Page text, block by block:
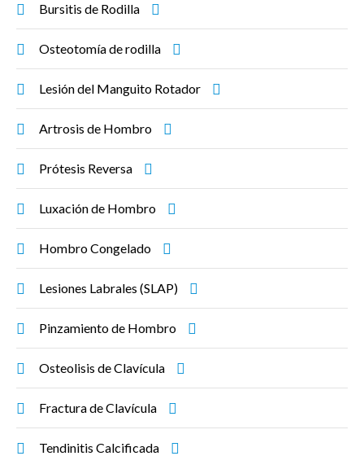
Bursitis de Rodilla
Osteotomía de rodilla
Lesión del Manguito Rotador
Artrosis de Hombro
Prótesis Reversa
Luxación de Hombro
Hombro Congelado
Lesiones Labrales (SLAP)
Pinzamiento de Hombro
Osteolisis de Clavícula
Fractura de Clavícula
Tendinitis Calcificada